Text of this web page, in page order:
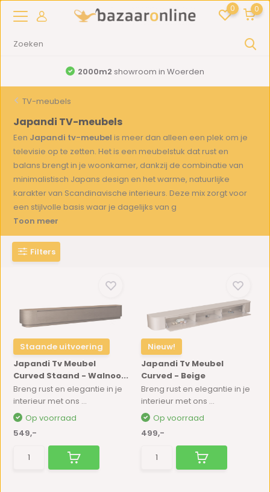
0 0
2000m2 showroom in Woerden
TV-meubels
Japandi TV-meubels
Een Japandi tv-meubel is meer dan alleen een plek om je
televisie op te zetten. Het is een meubelstuk dat rust en
balans brengt in je woonkamer, dankzij de combinatie van
minimalistisch Japans design en het warme, natuurlijke
karakter van Scandinavische interieurs. Deze mix zorgt voor
een stijlvolle basis waar je dagelijks van g
Toon meer
Filters
Staande uitvoering
Japandi Tv Meubel
Curved Staand - Walnoo...
Breng rust en elegantie in je
interieur met ons ...
Op voorraad
549,-
Nieuw!
Japandi Tv Meubel
Curved - Beige
Breng rust en elegantie in je
interieur met ons ...
Op voorraad
499,-